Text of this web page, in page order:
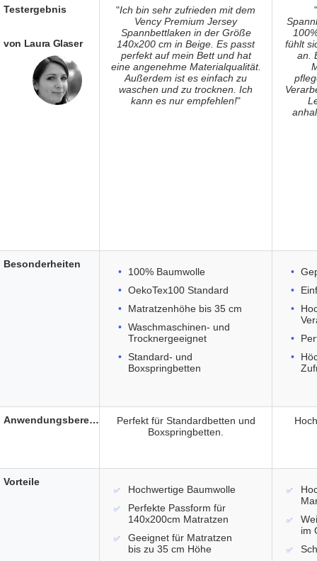
"Ich bin sehr zufrieden mit dem
Vency Premium Jersey
Spannbettlaken in der Größe
140x200 cm in Beige. Es passt
perfekt auf mein Bett und hat
eine angenehme Materialqualität.
Außerdem ist es einfach zu
waschen und zu trocknen. Ich
kann es nur empfehlen!"
fühlt
an.
100% Baumwolle
OekoTex100 Standard
Matratzenhöhe bis 35 cm
Waschmaschinen- und
Trocknergeeignet
Standard- und
Boxspringbetten
Perfekt für Standardbetten und
Boxspringbetten.
Hochwertige Baumwolle
Perfekte Passform für
140x200cm Matratzen
Geeignet für Matratzen
bis zu 35 cm Höhe
im
Testergebnis
von Laura Glaser
Besonderheiten
Anwendungsbereich
Vorteile